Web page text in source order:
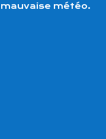
mauvaise météo.